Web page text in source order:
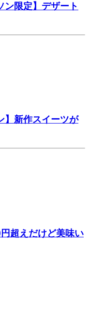
ン限定】デザート
新作スイーツが
超えだけど美味い